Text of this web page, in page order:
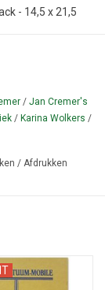
- 14,5 x 21,5
Met
Karina Wolkers
een
oorlog,
foto op de
/ Jan Cremer's
/ Karina Wolkers /
/ Afdrukken